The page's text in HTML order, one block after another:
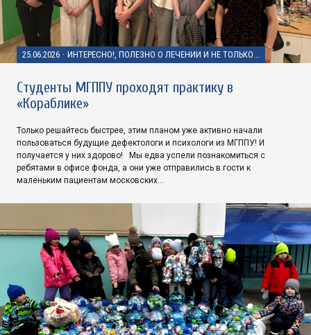
25.06.2026 · ИНТЕРЕСНО!, ПОЛЕЗНО О ЛЕЧЕНИИ И НЕ ТОЛЬКО...
Студенты МГППУ проходят практику в
«Кораблике»
Только решайтесь быстрее, этим планом уже активно начали
пользоваться будущие дефектологи и психологи из МГППУ! И
получается у них здорово! Мы едва успели познакомиться с
ребятами в офисе фонда, а они уже отправились в гости к
маленьким пациентам московских…